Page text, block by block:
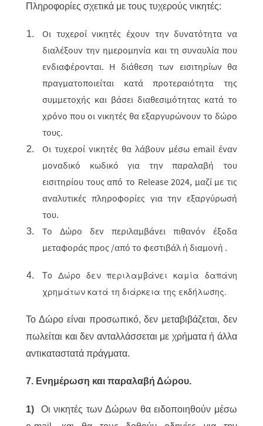
Πληροφορίες σχετικά με τους τυχερούς νικητές:
Οι τυχεροί νικητές έχουν την δυνατότητα να
διαλέξουν την ημερομηνία και τη συναυλία που
ενδιαφέρονται. Η διάθεση των εισιτηρίων θα
πραγματοποιείται κατά προτεραιότητα της
συμμετοχής και βάσει διαθεσιμότητας κατά το
χρόνο που οι νικητές θα εξαργυρώνουν το δώρο
τους.
Οι τυχεροί νικητές θα λάβουν μέσω email έναν
μοναδικό κωδικό για την παραλαβή του
εισιτηρίου τους από το Release 2024, μαζί με τις
αναλυτικές πληροφορίες για την εξαργύρωσή
του.
Το Δώρο δεν περιλαμβάνει πιθανόν έξοδα
μεταφοράς προς /από το φεστιβάλ ή διαμονή .
Το Δώρο δεν περιλαμβάνει καμία δαπάνη
χρημάτων κατά τη διάρκεια της εκδήλωσης.
Το Δώρο είναι προσωπικό, δεν μεταβιβάζεται, δεν
πωλείται και δεν ανταλλάσσεται με χρήματα ή άλλα
αντικαταστατά πράγματα.
7. Ενημέρωση και παραλαβή Δώρου.
1) Οι νικητές των Δώρων θα ειδοποιηθούν μέσω